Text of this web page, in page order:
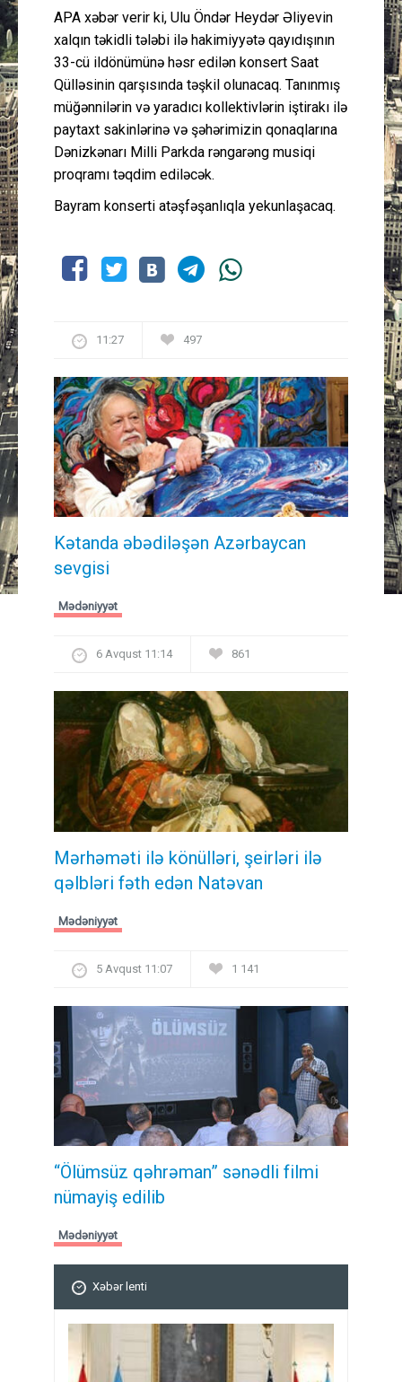
Əlaqə
APA xəbər verir ki, Ulu Öndər Heydər Əliyevin
xalqın təkidli tələbi ilə hakimiyyətə qayıdışının
33-cü ildönümünə həsr edilən konsert Saat
Qülləsinin qarşısında təşkil olunacaq. Tanınmış
müğənnilərin və yaradıcı kollektivlərin iştirakı ilə
paytaxt sakinlərinə və şəhərimizin qonaqlarına
Dənizkənarı Milli Parkda rəngarəng musiqi
proqramı təqdim ediləcək.
Bayram konserti atəşfəşanlıqla yekunlaşacaq.
11:27 497
Kətanda əbədiləşən Azərbaycan
sevgisi
Mədəniyyət
6 Avqust 11:14 861
Mərhəməti ilə könülləri, şeirləri ilə
qəlbləri fəth edən Natəvan
Mədəniyyət
5 Avqust 11:07 1 141
“Ölümsüz qəhrəman” sənədli filmi
nümayiş edilib
Mədəniyyət
Xəbər lenti